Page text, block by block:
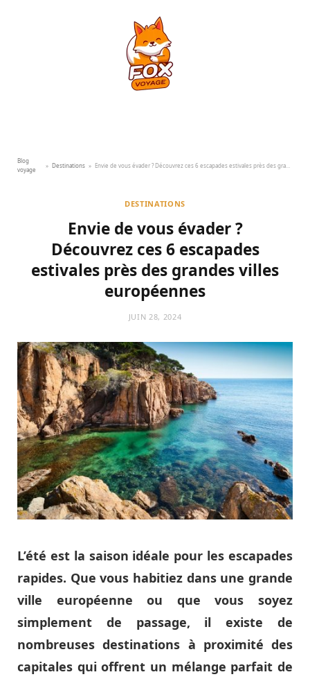
Blog
voyage
» Destinations » Envie de vous évader ? Découvrez ces 6 escapades estivales près des grandes villes européennes
DESTINATIONS
Envie de vous évader ?
Découvrez ces 6 escapades
estivales près des grandes villes
européennes
JUIN 28, 2024
L’été est la saison idéale pour les escapades
rapides. Que vous habitiez dans une grande
ville européenne ou que vous soyez
simplement de passage, il existe de
nombreuses destinations à proximité des
capitales qui offrent un mélange parfait de